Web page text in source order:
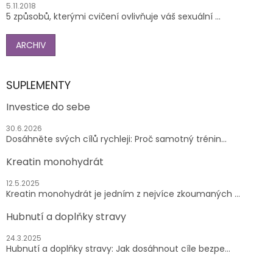
5.11.2018
5 způsobů, kterými cvičení ovlivňuje váš sexuální ...
ARCHIV
SUPLEMENTY
Investice do sebe
30.6.2026
Dosáhněte svých cílů rychleji: Proč samotný trénin...
Kreatin monohydrát
12.5.2025
Kreatin monohydrát je jedním z nejvíce zkoumaných ...
Hubnutí a doplňky stravy
24.3.2025
Hubnutí a doplňky stravy: Jak dosáhnout cíle bezpe...